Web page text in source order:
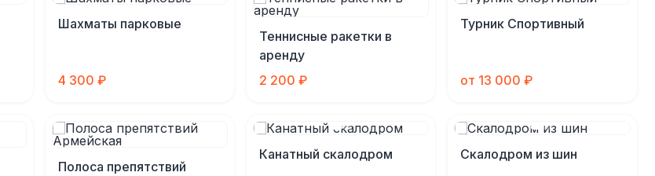
Шахматы парковые
4 300 ₽
Теннисные ракетки в
аренду
2 200 ₽
Турник Спортивный
от 13 000 ₽
Полоса препятствий
Канатный скалодром Скалодром из шин